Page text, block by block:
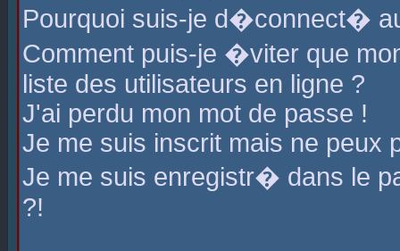
Pourquoi suis-je d�connect�
Comment puis-je �viter que
liste des utilisateurs en ligne ?
J'ai perdu mon mot de passe !
Je me suis inscrit mais ne peux
Je me suis enregistr� dans le
?!